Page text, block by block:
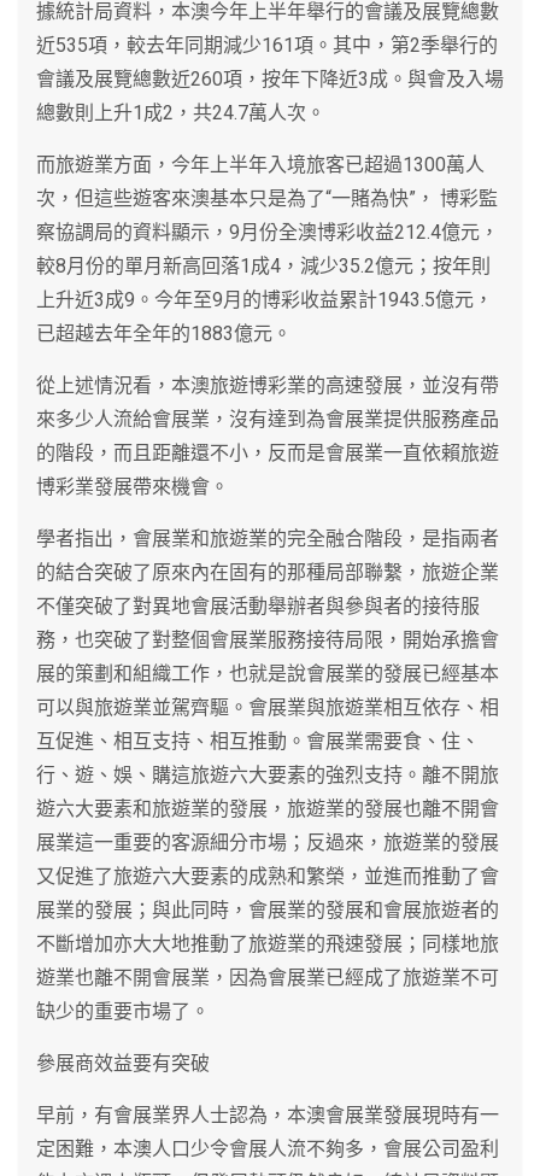
據統計局資料，本澳今年上半年舉行的會議及展覽總數
近535項，較去年同期減少161項。其中，第2季舉行的
會議及展覽總數近260項，按年下降近3成。與會及入場
總數則上升1成2，共24.7萬人次。
而旅遊業方面，今年上半年入境旅客已超過1300萬人
次，但這些遊客來澳基本只是為了“一賭為快”， 博彩監
察協調局的資料顯示，9月份全澳博彩收益212.4億元，
較8月份的單月新高回落1成4，減少35.2億元；按年則
上升近3成9。今年至9月的博彩收益累計1943.5億元，
已超越去年全年的1883億元。
從上述情況看，本澳旅遊博彩業的高速發展，並沒有帶
來多少人流給會展業，沒有達到為會展業提供服務產品
的階段，而且距離還不小，反而是會展業一直依賴旅遊
博彩業發展帶來機會。
學者指出，會展業和旅遊業的完全融合階段，是指兩者
的結合突破了原來內在固有的那種局部聯繫，旅遊企業
不僅突破了對異地會展活動舉辦者與參與者的接待服
務，也突破了對整個會展業服務接待局限，開始承擔會
展的策劃和組織工作，也就是說會展業的發展已經基本
可以與旅遊業並駕齊驅。會展業與旅遊業相互依存、相
互促進、相互支持、相互推動。會展業需要食、住、
行、遊、娛、購這旅遊六大要素的強烈支持。離不開旅
遊六大要素和旅遊業的發展，旅遊業的發展也離不開會
展業這一重要的客源細分市場；反過來，旅遊業的發展
又促進了旅遊六大要素的成熟和繁榮，並進而推動了會
展業的發展；與此同時，會展業的發展和會展旅遊者的
不斷增加亦大大地推動了旅遊業的飛速發展；同樣地旅
遊業也離不開會展業，因為會展業已經成了旅遊業不可
缺少的重要市場了。
參展商效益要有突破
早前，有會展業界人士認為，本澳會展業發展現時有一
定困難，本澳人口少令會展人流不夠多，會展公司盈利